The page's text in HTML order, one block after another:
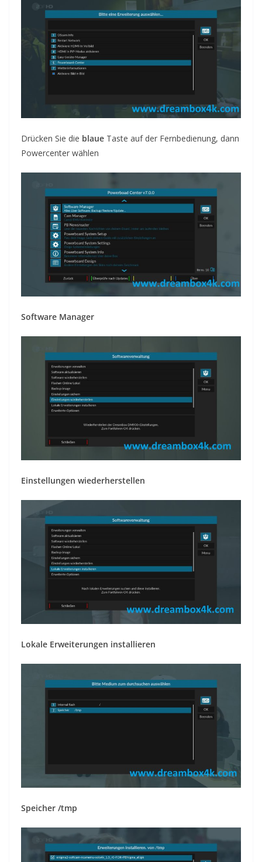
Drücken Sie die blaue Taste auf der Fernbedienung, dann
Powercenter wählen
Software Manager
Einstellungen wiederherstellen
Lokale Erweiterungen installieren
Speicher /tmp